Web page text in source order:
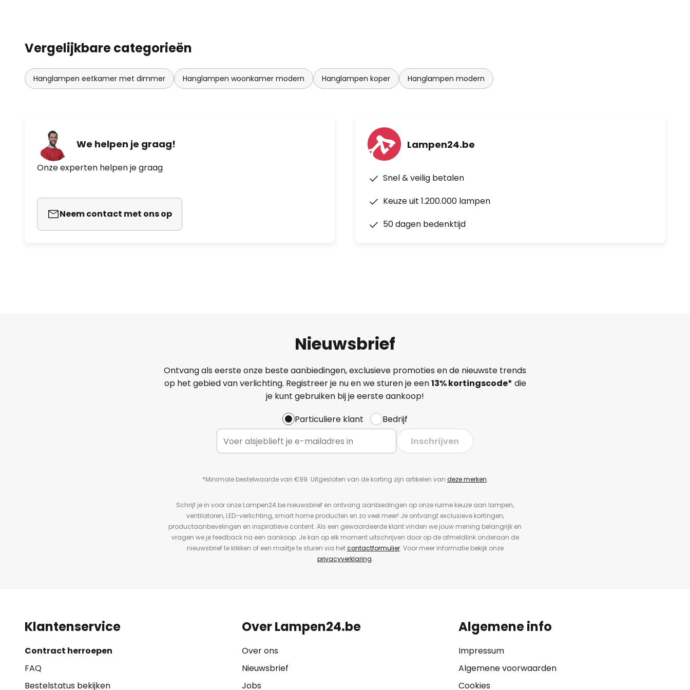
Vergelijkbare categorieën
Hanglampen eetkamer met dimmer Hanglampen woonkamer modern Hanglampen koper Hanglampen modern
We helpen je graag!
Onze experten helpen je graag
Neem contact met ons op
Lampen24.be
Snel & veilig betalen
Keuze uit 1.200.000 lampen
50 dagen bedenktijd
Nieuwsbrief
Ontvang als eerste onze beste aanbiedingen, exclusieve promoties en de nieuwste trends
op het gebied van verlichting. Registreer je nu en we sturen je een13%kortingscode* die
je kunt gebruiken bij je eerste aankoop!
Particuliere klant
Bedrijf
Inschrijven
*Minimale bestelwaarde van €99. Uitgesloten van de korting zijn artikelen van deze merken.
Schrijf je in voor onze Lampen24.be nieuwsbrief en ontvang aanbiedingen op onze ruime keuze aan lampen,
ventilatoren, LED-verlichting, smart home producten en zo veel meer! Je ontvangt exclusieve kortingen,
productaanbevelingen en inspiratieve content. Als een gewaardeerde klant vinden we jouw mening belangrijk en
vragen we je feedback na een aankoop. Je kan op elk moment uitschrijven door op de afmeldlink onderaan de
nieuwsbrief te klikken of een mailtje te sturen via hetcontactformulier. Voor meer informatie bekijk onze
privacyverklaring.
Klantenservice
Contract herroepen
FAQ
Bestelstatus bekijken
Over Lampen24.be
Over ons
Nieuwsbrief
Jobs
Algemene info
Impressum
Algemene voorwaarden
Cookies